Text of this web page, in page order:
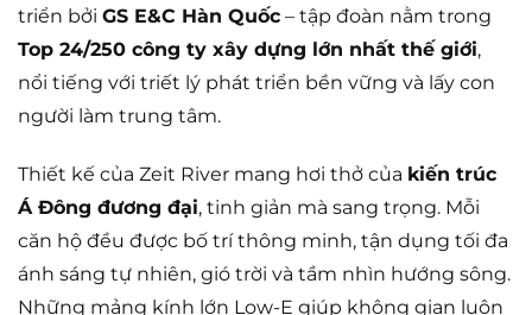
triển bởi GS E&C Hàn Quốc – tập đoàn nằm trong
Top 24/250 công ty xây dựng lớn nhất thế giới,
nổi tiếng với triết lý phát triển bền vững và lấy con
người làm trung tâm.
Thiết kế của Zeit River mang hơi thở của kiến trúc
Á Đông đương đại, tinh giản mà sang trọng. Mỗi
căn hộ đều được bố trí thông minh, tận dụng tối đa
ánh sáng tự nhiên, gió trời và tầm nhìn hướng sông.
Những mảng kính lớn Low-E giúp không gian luôn